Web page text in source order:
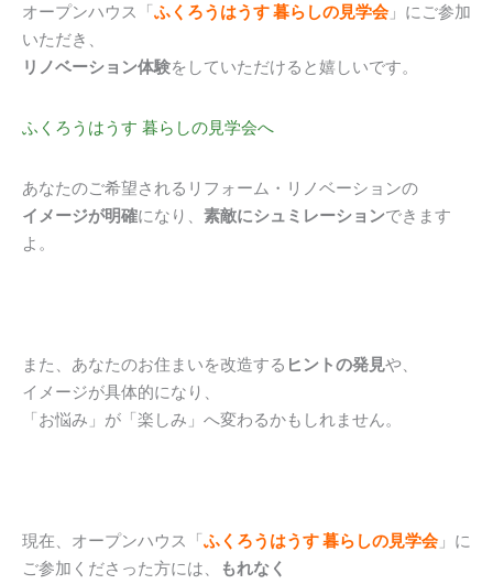
オープンハウス「ふくろうはうす 暮らしの見学会」にご参加
いただき、
リノベーション体験をしていただけると嬉しいです。
ふくろうはうす 暮らしの見学会へ
あなたのご希望されるリフォーム・リノベーションの
イメージが明確になり、 素敵にシュミレーションできます
よ。
また、あなたのお住まいを改造する ヒントの発見や、
イメージが具体的になり、
「お悩み」が「楽しみ」へ変わるかもしれません。
現在、オープンハウス「ふくろうはうす 暮らしの見学会」に
ご参加くださった方には、
もれなく